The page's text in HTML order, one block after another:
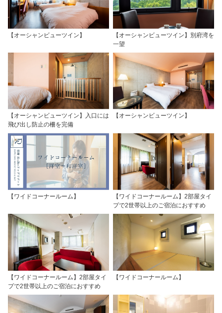
【オーシャンビューツイン】
【オーシャンビューツイン】別府湾を
一望
【オーシャンビューツイン】入口には
飛び出し防止の柵を完備
【オーシャンビューツイン】
【ワイドコーナールーム】
【ワイドコーナールーム】2部屋タイ
プで2世帯以上のご宿泊におすすめ
【ワイドコーナールーム】2部屋タイ
プで2世帯以上のご宿泊におすすめ
【ワイドコーナールーム】